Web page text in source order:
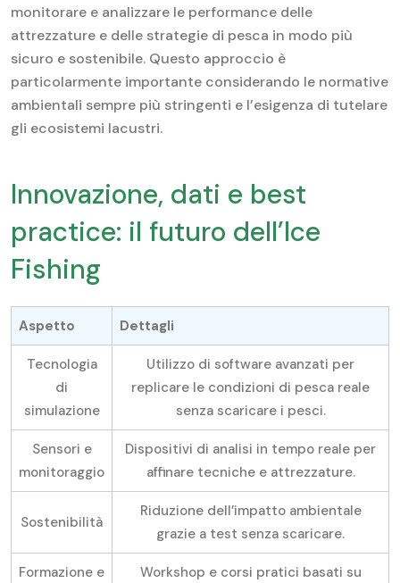
monitorare e analizzare le performance delle
attrezzature e delle strategie di pesca in modo più
sicuro e sostenibile. Questo approccio è
particolarmente importante considerando le normative
ambientali sempre più stringenti e l’esigenza di tutelare
gli ecosistemi lacustri.
Innovazione, dati e best
practice: il futuro dell’Ice
Fishing
Aspetto Dettagli
Tecnologia
di
simulazione
Utilizzo di software avanzati per
replicare le condizioni di pesca reale
senza scaricare i pesci.
Sensori e
monitoraggio
Dispositivi di analisi in tempo reale per
affinare tecniche e attrezzature.
Sostenibilità
Riduzione dell’impatto ambientale
grazie a test senza scaricare.
Formazione e
Workshop e corsi pratici basati su